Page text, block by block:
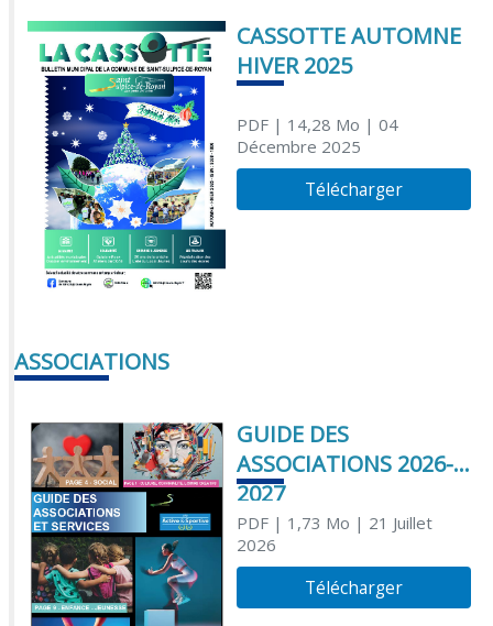
CASSOTTE AUTOMNE
HIVER 2025
PDF| 14,28 Mo | 04
Décembre 2025
Télécharger
ASSOCIATIONS
GUIDE DES
ASSOCIATIONS 2026-
2027
PDF| 1,73 Mo | 21 Juillet
2026
Télécharger